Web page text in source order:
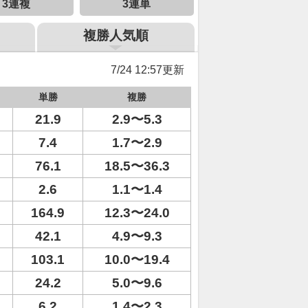
3連複 3連単
複勝人気順
7/24 12:57更新
単勝 複勝
21.9
2.9〜5.3
7.4
1.7〜2.9
76.1
18.5〜36.3
2.6
1.1〜1.4
164.9
12.3〜24.0
42.1
4.9〜9.3
103.1
10.0〜19.4
24.2
5.0〜9.6